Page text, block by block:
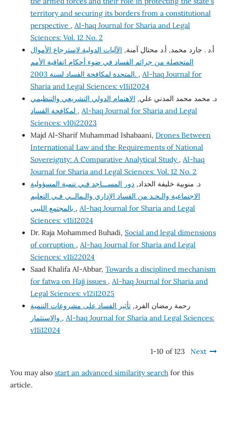
territory and securing its borders from a constitutional
perspective , Al-haq Journal for Sharia and Legal
Sciences: Vol. 12 No. 2
أ.د . جارد محمد, أ.د محتال آمنة, الآليات الدولية لاسترجاع الأموال
المتحصلة من جرائم الفساد في ضوء أحكام اتفاقية الأمم
المتحدة لمكافحة الفساد لسنة 2003. , Al-haq Journal for
Sharia and Legal Sciences: v11i12024
د. محمد محمد المدني علي, الاهتمام الدولي التشريعي والتنظيمي
, Al-haq Journal for Sharia and Legal
Sciences: v10i22023
Majd Al-Sharif Muhammad Ishabaani, Drones Between
International Law and the Requirements of National
Sovereignty: A Comparative Analytical Study , Al-haq
Journal for Sharia and Legal Sciences: Vol. 12 No. 2
د. منوبية خليفة الحداد,دور المســـاجد فـي تنمية المسؤولية
الاجتماعية والـحـد من الفساد الإداري والـمالــي فـي التعليم
, Al-haq Journal for Sharia and Legal
Sciences: v11i12024
Dr. Raja Mohammed Buhadi, Social and legal dimensions
of corruption , Al-haq Journal for Sharia and Legal
Sciences: v11i22024
Saad Khalifa Al-Abbar, Towards a disciplined mechanism
for fatwa on Hajj issues , Al-haq Journal for Sharia and
Legal Sciences: v12i12025
رحمة رمضان الفرد,تأثير الفساد على مشروعات التنمية
, Al-haq Journal for Sharia and Legal Sciences:
v11i12024
1-10 of 123 Next
You may also start an advanced similarity searchfor this
article.